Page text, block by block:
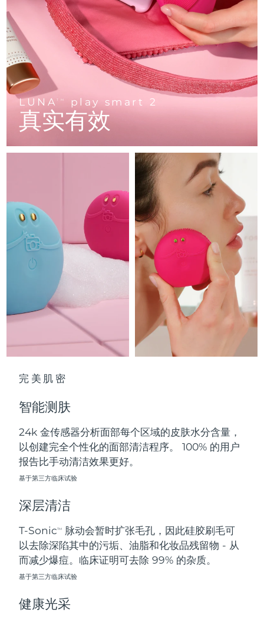
LUNATM play smart 2
真实有效
完美肌密
智能测肤
24k 金传感器分析面部每个区域的皮肤水分含量，
以创建完全个性化的面部清洁程序。 100% 的用户
报告比手动清洁效果更好。
基于第三方临床试验
深层清洁
T-SonicTM
脉动会暂时扩张毛孔，因此硅胶刷毛可
以去除深陷其中的污垢、油脂和化妆品残留物 - 从
而减少爆痘。临床证明可去除 99% 的杂质。
基于第三方临床试验
健康光采
Cooling IPL hair removal gel
ESPADA™ Blemish Solution
Concentrated acne gel
ESPADA™ 设备
All acne treatment devices
眼部护肤
Advanced eye care treatment
眼部护理设备
All revitalizing eye massagers
KIWI™
Blackhead remover
KIWI™ 皮肤护理
Advanced pore care essentials
FLIP™ play advanced
LED light hairbrush
LUNA™ Dual-Peptide Scalp
For healthy hair
牙齿美白
issa™ Teeth Whitening Set
Dual LED + sonic device & 18% PAP gel
issa™ Teeth Whitening Gel
18% PAP
更多的
护肤品 男士
FOREO APP
关于我们
印度尼西亚 预计送达日期8/6/26
爱尔兰 预计送达日期8/8/26
马恩岛
以色列 预计送达日期8/12/26
意大利
日本 预计送达日期8/11/26
预计送达日期 8/13/26
哈萨克斯坦 8/10/26
科威特 预计送达日期 8/8/26
拉脱维亚 预计送达日期 8/8/26
预计送达日期 8/9/26
立陶宛 预计送达日期 8/8/26
卢森堡 8/8/26
马耳他
墨西哥 预计送达日期 8/12/26
摩纳哥
荷兰
新西兰 预计送达日期8/8/26
挪威 预计送达日期